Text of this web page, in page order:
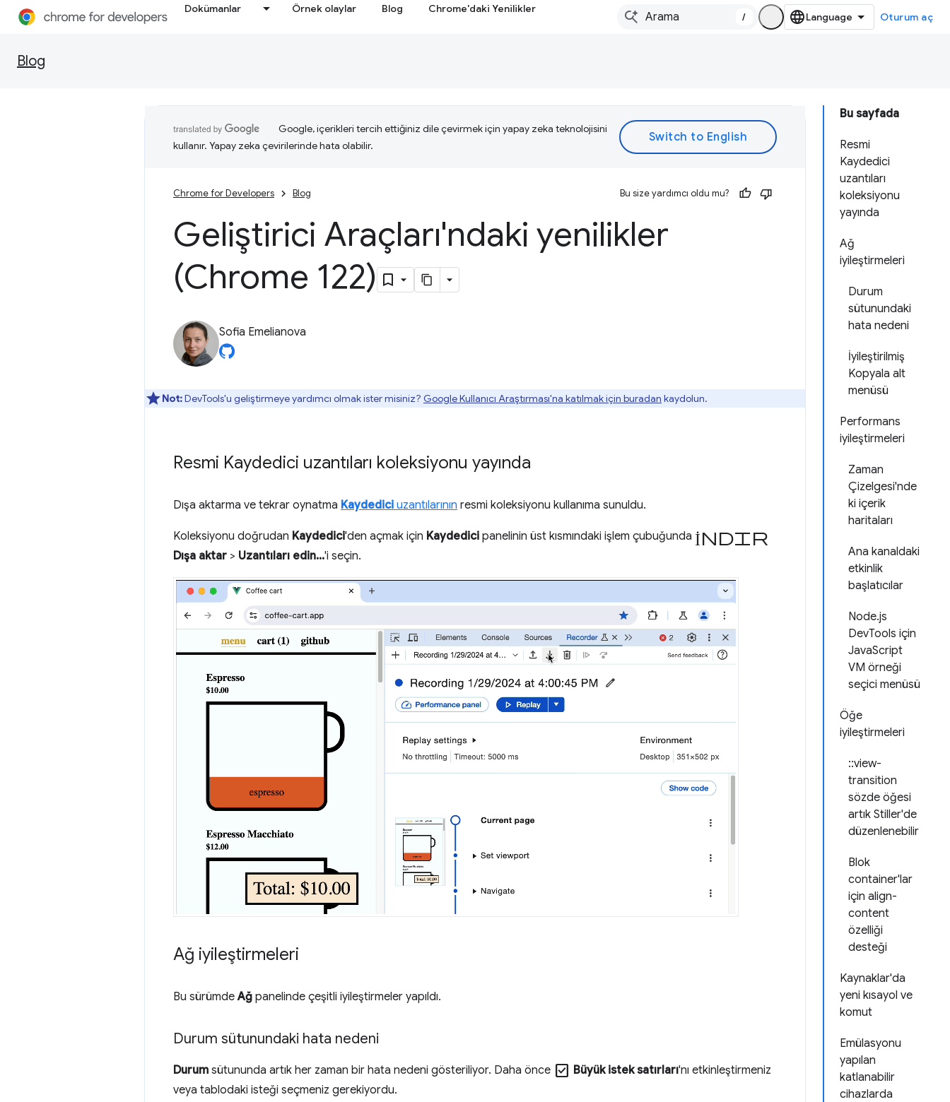
Dokümanlar Örnek olaylar Blog Chrome'daki Yenilikler
/ Oturum aç
Blog
Bu sayfada
Resmi
Kaydedici
uzantıları
koleksiyonu
yayında
Ağ
iyileştirmeleri
Durum
sütunundaki
hata nedeni
İyileştirilmiş
Kopyala alt
menüsü
Performans
iyileştirmeleri
Zaman
Çizelgesi'nde
ki içerik
haritaları
Ana kanaldaki
etkinlik
başlatıcılar
Node.js
DevTools için
JavaScript
VM örneği
seçici menüsü
Öğe
iyileştirmeleri
::view-
transition
sözde öğesi
artık Stiller'de
düzenlenebilir
Blok
container'lar
için align-
content
özelliği
desteği
Kaynaklar'da
yeni kısayol ve
komut
Emülasyonu
yapılan
katlanabilir
cihazlarda
Google, içerikleri tercih ettiğiniz dile çevirmek için yapay zeka teknolojisini
kullanır. Yapay zeka çevirilerinde hata olabilir.
Chrome for Developers Blog Bu size yardımcı oldu mu?
Geliştirici Araçları'ndaki yenilikler
(Chrome 122)
Sofia Emelianova
Not:DevTools'u geliştirmeye yardımcı olmak ister misiniz? Google Kullanıcı Araştırması'na katılmak için buradan kaydolun.
Resmi Kaydedici uzantıları koleksiyonu yayında
Dışa aktarma ve tekrar oynatma Kaydedici uzantılarının resmi koleksiyonu kullanıma sunuldu.
Koleksiyonu doğrudan Kaydedici'den açmak için Kaydedici panelinin üst kısmındaki işlem çubuğunda İndir
Dışa aktar > Uzantıları edin...'i seçin.
Ağ iyileştirmeleri
Bu sürümdeAğ panelinde çeşitli iyileştirmeler yapıldı.
Durum sütunundaki hata nedeni
Durum sütununda artık her zaman bir hata nedeni gösteriliyor. Daha önce check_box Büyük istek satırları'nı etkinleştirmeniz
veya tablodaki isteği seçmeniz gerekiyordu.